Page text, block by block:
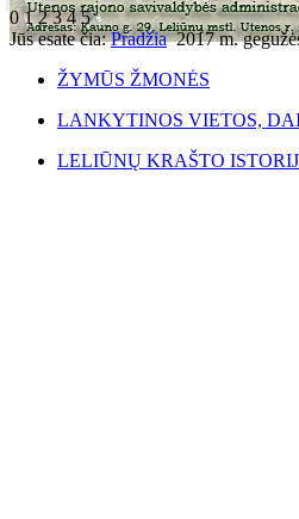
012345
Jūs esate čia:Pradžia 2017 m.
ŽYMŪS ŽMONĖS
LANKYTINOS VIETOS,
LELIŪNŲ KRAŠTO